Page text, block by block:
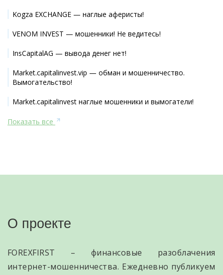
Kogza EXCHANGE — наглые аферисты!
VENOM INVEST — мошенники! Не ведитесь!
InsCapitalAG — вывода денег нет!
Market.capitalinvest.vip — обман и мошенничество.
Вымогательство!
Market.capitalinvest наглые мошенники и вымогатели!
Показать все
О проекте
FOREXFIRST – финансовые разоблачения
интернет-мошенничества. Ежедневно публикуем